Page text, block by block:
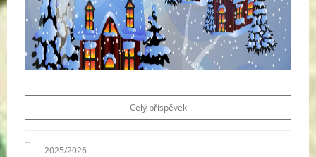
Celý příspěvek
2025/2026